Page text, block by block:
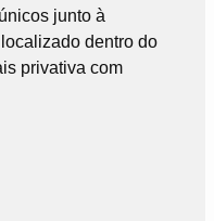
junto à
dentro do
privativa com